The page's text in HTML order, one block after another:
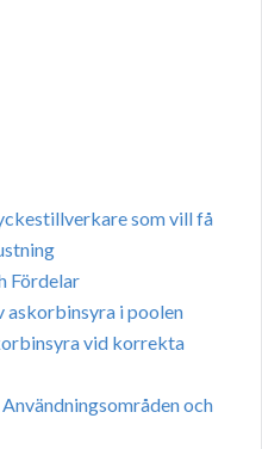
som vill få
Fördelar
askorbinsyra i poolen
vid korrekta
och